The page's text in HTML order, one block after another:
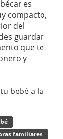
es
compacto,
del
guardar
que te
y
bebé a la
familiares